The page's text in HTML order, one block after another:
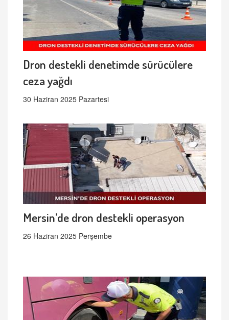
Dron destekli denetimde sürücülere
ceza yağdı
30 Haziran 2025 Pazartesi
Mersin’de dron destekli operasyon
26 Haziran 2025 Perşembe